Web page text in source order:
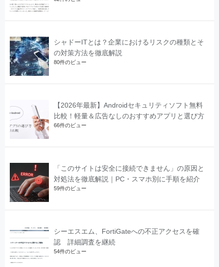
シャドーITとは？企業におけるリスクの種類とそ
の対策方法を徹底解説
80件のビュー
【2026年最新】Androidセキュリティソフト無料
比較！軽量＆広告なしのおすすめアプリと選び方
66件のビュー
「このサイトは安全に接続できません」の原因と
対処法を徹底解説｜PC・スマホ別に手順を紹介
59件のビュー
シーエスエム、FortiGateへの不正アクセスを確
認 詳細調査を継続
54件のビュー